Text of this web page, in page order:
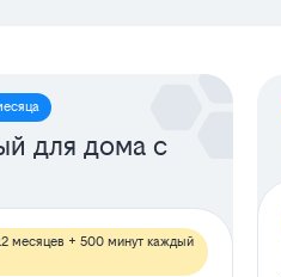
для дома с
месяцев + 500 минут каждый